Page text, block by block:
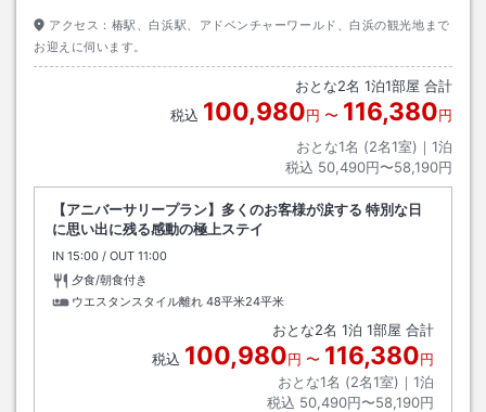
アクセス： 椿駅、白浜駅、アドベンチャーワールド、白浜の観光地まで
お迎えに伺います。
おとな2名 1泊1部屋 合計
税込 100,980円 〜 116,380円
おとな1名 (2名1室)｜ 1泊
税込 50,490円〜58,190円
【アニバーサリープラン】多くのお客様が涙する 特別な日
に思い出に残る感動の極上ステイ
IN チェックイン
15:00 / OUT チェックアウト
11:00
夕食/朝食付き
ウエスタンスタイル離れ 48平米24平米
おとな2名 1泊 1部屋 合計
税込 100,980円 〜 116,380円
おとな1名 (2名1室)｜ 1泊
税込 50,490円〜58,190円